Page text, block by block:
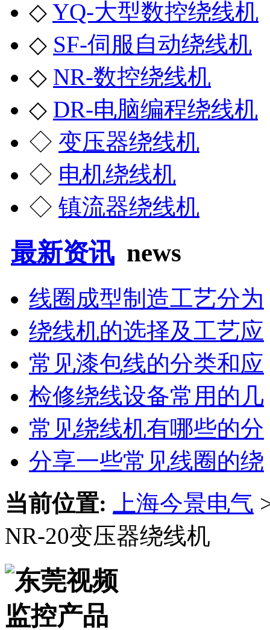
◇ YQ-大型数控绕线机
◇ SF-伺服自动绕线机
◇ NR-数控绕线机
◇ DR-电脑编程绕线机
◇ 变压器绕线机
◇ 电机绕线机
◇ 镇流器绕线机
最新资讯 news
线圈成型制造工艺分为
绕线机的选择及工艺应
常见漆包线的分类和应
检修绕线设备常用的几
常见绕线机有哪些的分
分享一些常见线圈的绕
当前位置:
上海今景电气
NR-20变压器绕线机